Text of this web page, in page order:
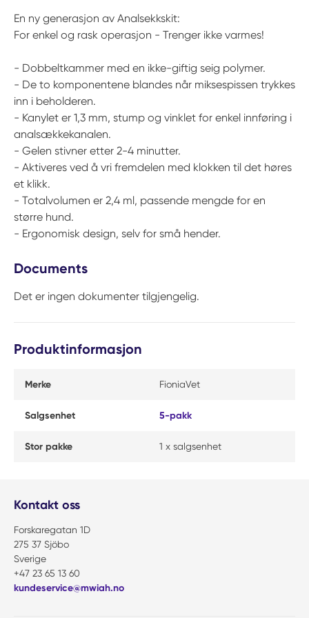
En ny generasjon av Analsekkskit:
For enkel og rask operasjon - Trenger ikke varmes!
- Dobbeltkammer med en ikke-giftig seig polymer.
- De to komponentene blandes når miksespissen trykkes
inn i beholderen.
- Kanylet er 1,3 mm, stump og vinklet for enkel innføring i
analsækkekanalen.
- Gelen stivner etter 2-4 minutter.
- Aktiveres ved å vri fremdelen med klokken til det høres
et klikk.
- Totalvolumen er 2,4 ml, passende mengde for en
større hund.
- Ergonomisk design, selv for små hender.
Documents
Det er ingen dokumenter tilgjengelig.
Produktinformasjon
Merke FioniaVet
Salgsenhet 5-pakk
Stor pakke 1 x salgsenhet
Kontakt oss
Forskaregatan 1D
275 37 Sjöbo
Sverige
+47 23 65 13 60
kundeservice@mwiah.no